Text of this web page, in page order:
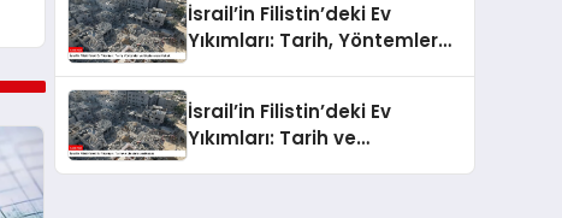
İsrail’in Filistin’deki Ev
Yıkımları: Tarih, Yöntemler
İsrail’in Filistin’deki Ev
Yıkımları: Tarih ve